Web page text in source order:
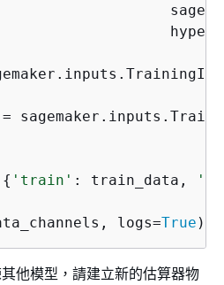
{ 'train' : train_data,
logs=True )
他模型，請建立新的估算器物